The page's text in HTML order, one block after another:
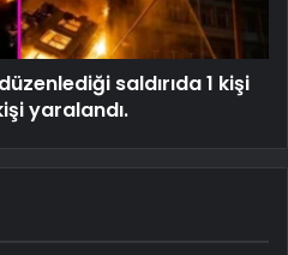
saldırıda 1 kişi
yaralandı.